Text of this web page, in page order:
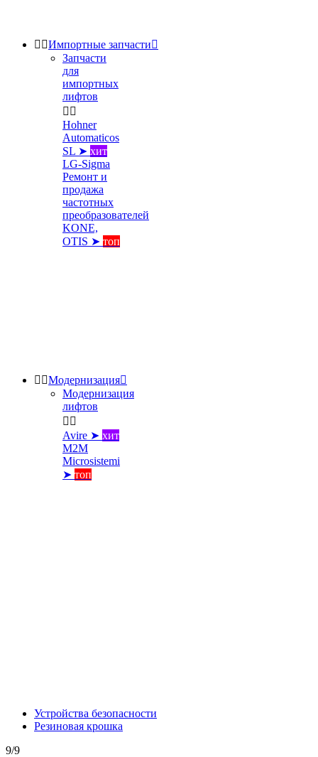
 Импортные запчасти
Запчасти
для
импортных
лифтов
 
Hohner
Automaticos
SL ➤ хит
LG-Sigma
Ремонт и
продажа
частотных
преобразователей
KONE,
OTIS ➤ топ
 Модернизация
Модернизация
лифтов
 
Avire ➤ хит
M2M
Microsistemi
➤ топ
Устройства безопасности
Резиновая крошка
9/9